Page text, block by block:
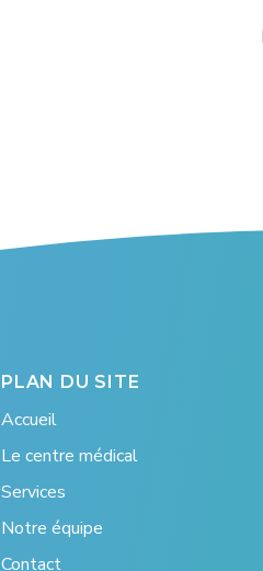
PLAN DU SITE
Accueil
Le centre médical
Services
Notre équipe
Contact